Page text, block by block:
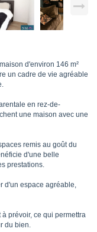
d'environ 146 m²
un cadre de vie agréable
en rez-de-
une maison avec une
remis au goût du
d'une belle
prestations.
d'un espace agréable,
prévoir, ce qui permettra
du bien.